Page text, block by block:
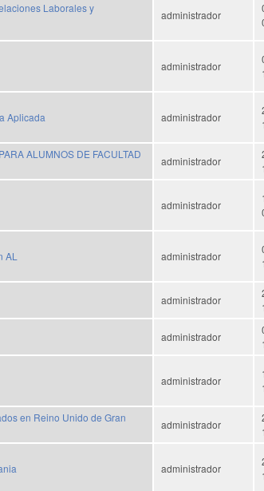
Laborales y
administrador
administrador
Aplicada administrador
ALUMNOS DE FACULTAD
administrador
administrador
administrador
administrador
administrador
administrador
en Reino Unido de Gran
administrador
administrador